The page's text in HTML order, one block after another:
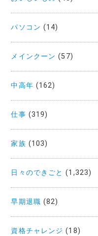
パソコン (14)
メインクーン (57)
中高年 (162)
仕事 (319)
家族 (103)
日々のできごと (1,323)
早期退職 (82)
資格チャレンジ (18)